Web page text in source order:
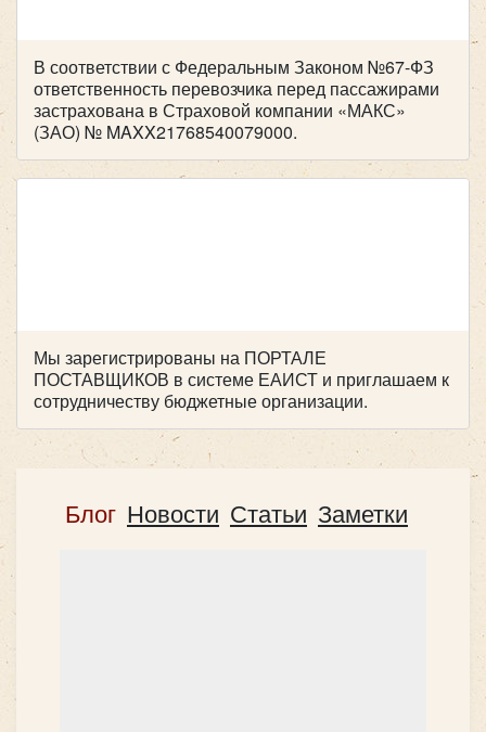
В соответствии с Федеральным Законом №67-ФЗ
ответственность перевозчика перед пассажирами
застрахована в Страховой компании «МАКС»
(ЗАО) № MAXX21768540079000.
Мы зарегистрированы на ПОРТАЛЕ
ПОСТАВЩИКОВ в системе ЕАИСТ и приглашаем к
сотрудничеству бюджетные организации.
Блог Новости Статьи Заметки